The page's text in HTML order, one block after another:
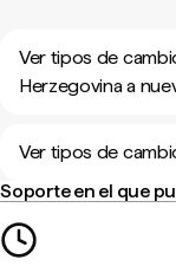
Ver tipos de
Herzegovina a
Ver tipos de
Soporte en el que